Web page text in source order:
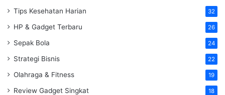
Tips Kesehatan Harian 32
HP & Gadget Terbaru 26
Sepak Bola 24
Strategi Bisnis 22
Olahraga & Fitness 19
Review Gadget Singkat 18